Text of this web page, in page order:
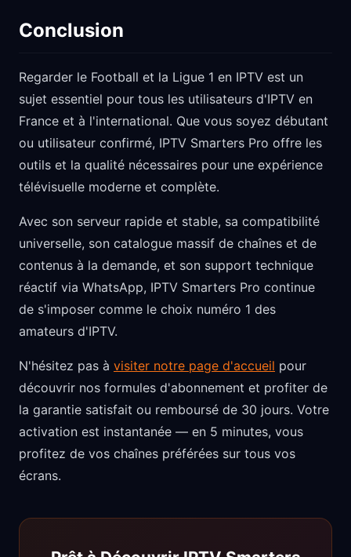
Conclusion
Regarder le Football et la Ligue 1 en IPTV est un
sujet essentiel pour tous les utilisateurs d'IPTV en
France et à l'international. Que vous soyez débutant
ou utilisateur confirmé, IPTV Smarters Pro offre les
outils et la qualité nécessaires pour une expérience
télévisuelle moderne et complète.
Avec son serveur rapide et stable, sa compatibilité
universelle, son catalogue massif de chaînes et de
contenus à la demande, et son support technique
réactif via WhatsApp, IPTV Smarters Pro continue
de s'imposer comme le choix numéro 1 des
amateurs d'IPTV.
N'hésitez pas à visiter notre page d'accueil pour
découvrir nos formules d'abonnement et profiter de
la garantie satisfait ou remboursé de 30 jours. Votre
activation est instantanée — en 5 minutes, vous
profitez de vos chaînes préférées sur tous vos
écrans.